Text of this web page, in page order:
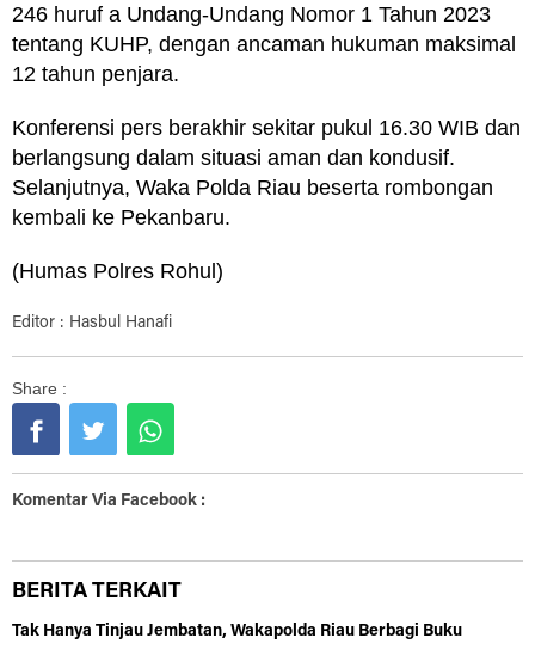
246 huruf a Undang-Undang Nomor 1 Tahun 2023
tentang KUHP, dengan ancaman hukuman maksimal
12 tahun penjara.
Konferensi pers berakhir sekitar pukul 16.30 WIB dan
berlangsung dalam situasi aman dan kondusif.
Selanjutnya, Waka Polda Riau beserta rombongan
kembali ke Pekanbaru.
(Humas Polres Rohul)
Editor : Hasbul Hanafi
Share :
Komentar Via Facebook :
BERITA TERKAIT
Tak Hanya Tinjau Jembatan, Wakapolda Riau Berbagi Buku